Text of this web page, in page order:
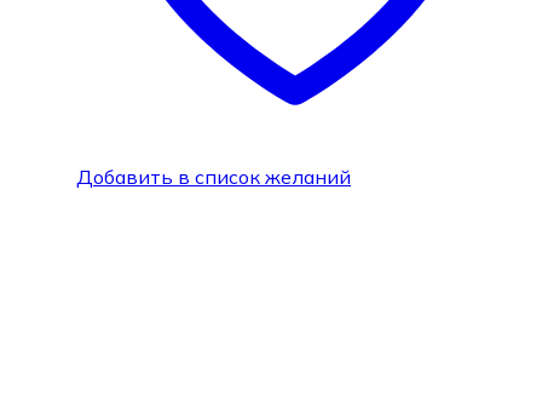
Добавить в список желаний